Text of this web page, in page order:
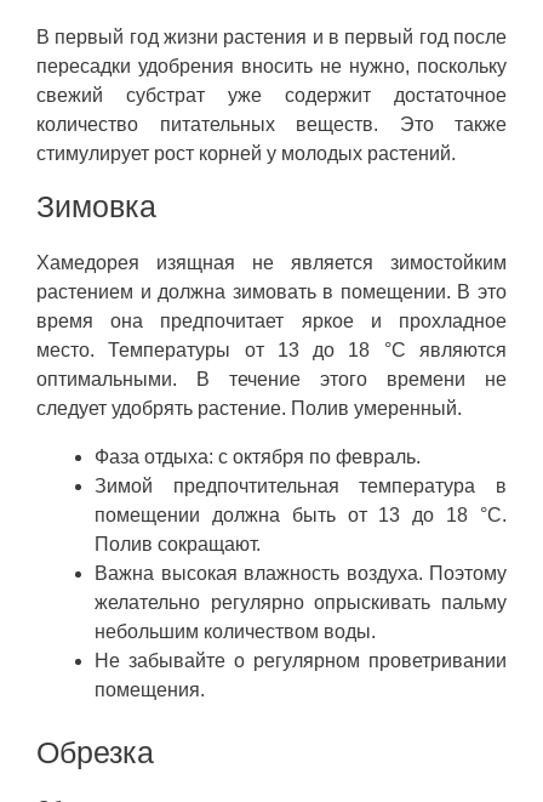
В первый год жизни растения и в первый год после
пересадки удобрения вносить не нужно, поскольку
свежий субстрат уже содержит достаточное
количество питательных веществ. Это также
стимулирует рост корней у молодых растений.
Зимовка
Хамедорея изящная не является зимостойким
растением и должна зимовать в помещении. В это
время она предпочитает яркое и прохладное
место. Температуры от 13 до 18 °C являются
оптимальными. В течение этого времени не
следует удобрять растение. Полив умеренный.
Фаза отдыха: с октября по февраль.
Зимой предпочтительная температура в
помещении должна быть от 13 до 18 °C.
Полив сокращают.
Важна высокая влажность воздуха. Поэтому
желательно регулярно опрыскивать пальму
небольшим количеством воды.
Не забывайте о регулярном проветривании
помещения.
Обрезка